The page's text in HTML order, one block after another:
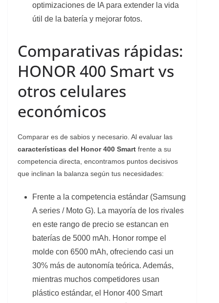
optimizaciones de IA para extender la vida
útil de la batería y mejorar fotos.
Comparativas rápidas:
HONOR 400 Smart vs
otros celulares
económicos
Comparar es de sabios y necesario. Al evaluar las
características del Honor 400 Smart frente a su
competencia directa, encontramos puntos decisivos
que inclinan la balanza según tus necesidades:
Frente a la competencia estándar (Samsung
A series / Moto G). La mayoría de los rivales
en este rango de precio se estancan en
baterías de 5000 mAh. Honor rompe el
molde con 6500 mAh, ofreciendo casi un
30% más de autonomía teórica. Además,
mientras muchos competidores usan
plástico estándar, el Honor 400 Smart